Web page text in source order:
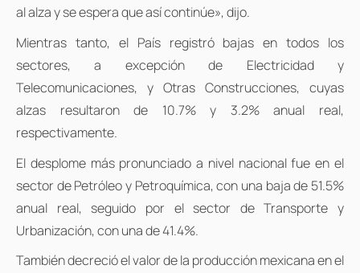
al alza y se espera que así continúe», dijo.
Mientras tanto, el País registró bajas en todos los
sectores, a excepción de Electricidad y
Telecomunicaciones, y Otras Construcciones, cuyas
alzas resultaron de 10.7% y 3.2% anual real,
respectivamente.
El desplome más pronunciado a nivel nacional fue en el
sector de Petróleo y Petroquímica, con una baja de 51.5%
anual real, seguido por el sector de Transporte y
Urbanización, con una de 41.4%.
También decreció el valor de la producción mexicana en el